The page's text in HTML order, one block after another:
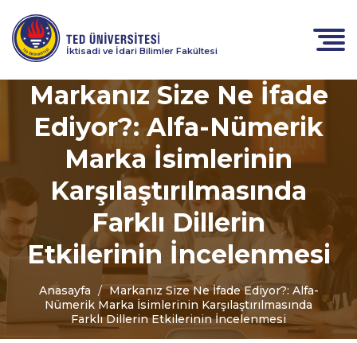
İktisadi ve İdari Bilimler Fakültesi
Markanız Size Ne İfade
Ediyor?: Alfa-Nümerik
Marka İsimlerinin
Karşılaştırılmasında
Farklı Dillerin
Etkilerinin İncelenmesi
Anasayfa
Markanız Size Ne İfade Ediyor?: Alfa-
Nümerik Marka İsimlerinin Karşılaştırılmasında
Farklı Dillerin Etkilerinin İncelenmesi